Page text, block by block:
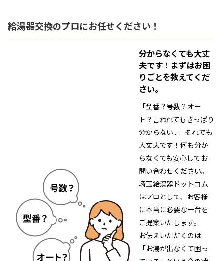
給湯器交換のプロにお任せください！
分からなくても大丈
夫です！ まずはお困
りごとを教えてくだ
さい。
「型番？号数？オー
ト？言われてもさっぱり
分からない...」それでも
大丈夫です！何も分か
らなくても安心してお
問い合わせください。
埼玉給湯器ドットコム
はプロとして、お客様
に本当に必要な一台を
ご提案いたします。
お伝えいただくのは
「お湯が出なくて困っ